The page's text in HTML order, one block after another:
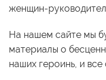
женщин-
На нашем сайте мы
материалы о
наших героинь, и все